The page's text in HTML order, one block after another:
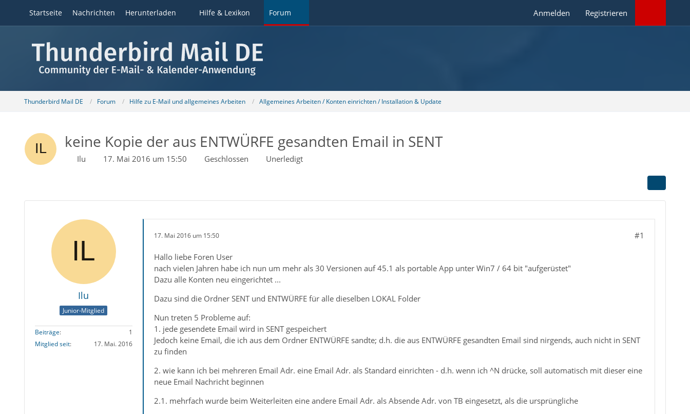
Startseite Nachrichten Herunterladen Hilfe & Lexikon Forum Anmelden Registrieren
Thunderbird Mail DE Forum Hilfe zu E-Mail und allgemeines Arbeiten Allgemeines Arbeiten / Konten einrichten / Installation & Update
keine Kopie der aus ENTWÜRFE gesandten Email in SENT
Ilu 17. Mai 2016 um 15:50 Geschlossen Unerledigt
Ilu
Junior-Mitglied
Beiträge
1
Mitglied seit
17. Mai. 2016
17. Mai 2016 um 15:50 #1
Hallo liebe Foren User
nach vielen Jahren habe ich nun um mehr als 30 Versionen auf 45.1 als portable App unter Win7 / 64 bit "aufgerüstet"
Dazu alle Konten neu eingerichtet ...
Dazu sind die Ordner SENT und ENTWÜRFE für alle dieselben LOKAL Folder
Nun treten 5 Probleme auf:
1. jede gesendete Email wird in SENT gespeichert
Jedoch keine Email, die ich aus dem Ordner ENTWÜRFE sandte; d.h. die aus ENTWÜRFE gesandten Email sind nirgends, auch nicht in SENT
zu finden
2. wie kann ich bei mehreren Email Adr. eine Email Adr. als Standard einrichten - d.h. wenn ich ^N drücke, soll automatisch mit dieser eine
neue Email Nachricht beginnen
2.1. mehrfach wurde beim Weiterleiten eine andere Email Adr. als Absende Adr. von TB eingesetzt, als die ursprüngliche